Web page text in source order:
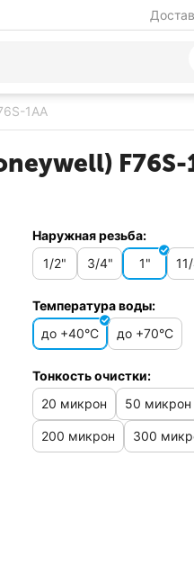
1AA
F76S-
Наружная резьба:
1/2"
3/4" 1"
Температура воды:
до +40°C
до +70°C
Тонкость очистки:
20 микрон
50 микрон
200 микрон 300